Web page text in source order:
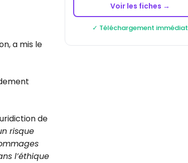
a mis le
de
risque
l’éthique
Voir les fiches →
✓ Téléchargement immédiat